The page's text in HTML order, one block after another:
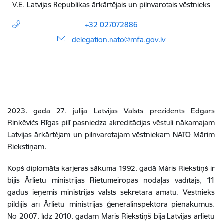
V.E. Latvijas Republikas ārkārtējais un pilnvarotais vēstnieks
+32 027072886
E-pasts:
delegation.nato@mfa.gov.lv
2023. gada 27. jūlijā Latvijas Valsts prezidents Edgars
Rinkēvičs Rīgas pilī pasniedza akreditācijas vēstuli nākamajam
Latvijas ārkārtējam un pilnvarotajam vēstniekam NATO Mārim
Riekstiņam.
Kopš diplomāta karjeras sākuma 1992. gadā Māris Riekstiņš ir
bijis Ārlietu ministrijas Rietumeiropas nodaļas vadītājs, 11
gadus ieņēmis ministrijas valsts sekretāra amatu. Vēstnieks
pildījis arī Ārlietu ministrijas ģenerālinspektora pienākumus.
No 2007. līdz 2010. gadam Māris Riekstiņš bija Latvijas ārlietu